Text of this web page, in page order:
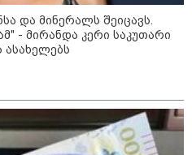
ამაღელვებელი
ვრცელდება - როგორ
56 წლის კაცმა
აბობოქრებულ ზღვაში
და მინერალს შეიცავს.
- მირანდა კერი საკუთარი